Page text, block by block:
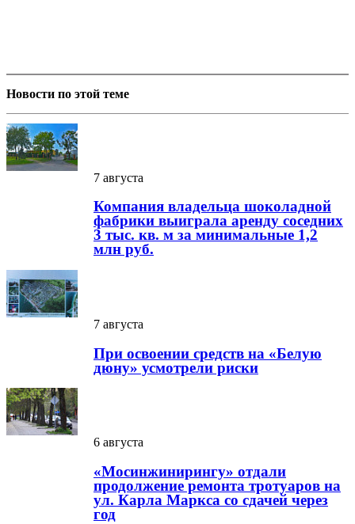
Новости по этой теме
7 августа
Компания владельца шоколадной
фабрики выиграла аренду соседних
3 тыс. кв. м за минимальные 1,2
млн руб.
7 августа
При освоении средств на «Белую
дюну» усмотрели риски
6 августа
«Мосинжинирингу» отдали
продолжение ремонта тротуаров на
ул. Карла Маркса со сдачей через
год